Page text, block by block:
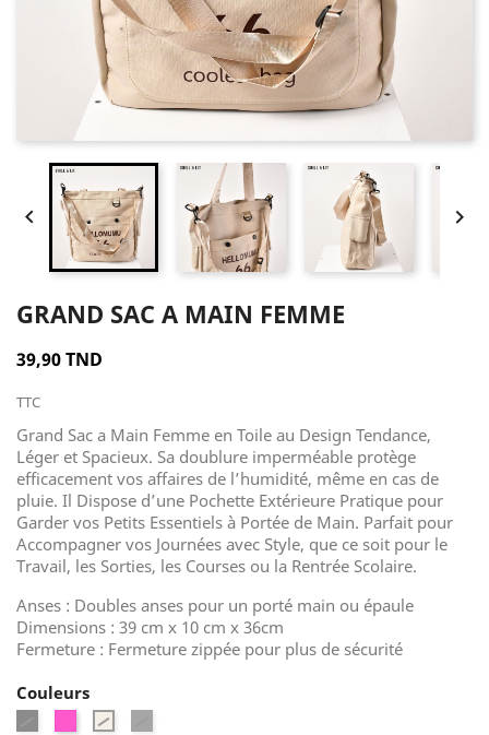
 
GRAND SAC A MAIN FEMME
39,90 TND
TTC
Grand Sac a Main Femme en Toile au Design Tendance,
Léger et Spacieux. Sa doublure imperméable protège
efficacement vos affaires de l’humidité, même en cas de
pluie. Il Dispose d’une Pochette Extérieure Pratique pour
Garder vos Petits Essentiels à Portée de Main. Parfait pour
Accompagner vos Journées avec Style, que ce soit pour le
Travail, les Sorties, les Courses ou la Rentrée Scolaire.
Anses : Doubles anses pour un porté main ou épaule
Dimensions : 39 cm x 10 cm x 36cm
Fermeture : Fermeture zippée pour plus de sécurité
Couleurs
Rose